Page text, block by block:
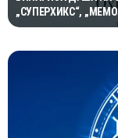
„СУПЕРХИКС“,